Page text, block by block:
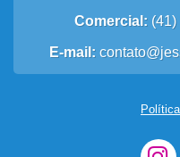
Comercial:
E-mail: